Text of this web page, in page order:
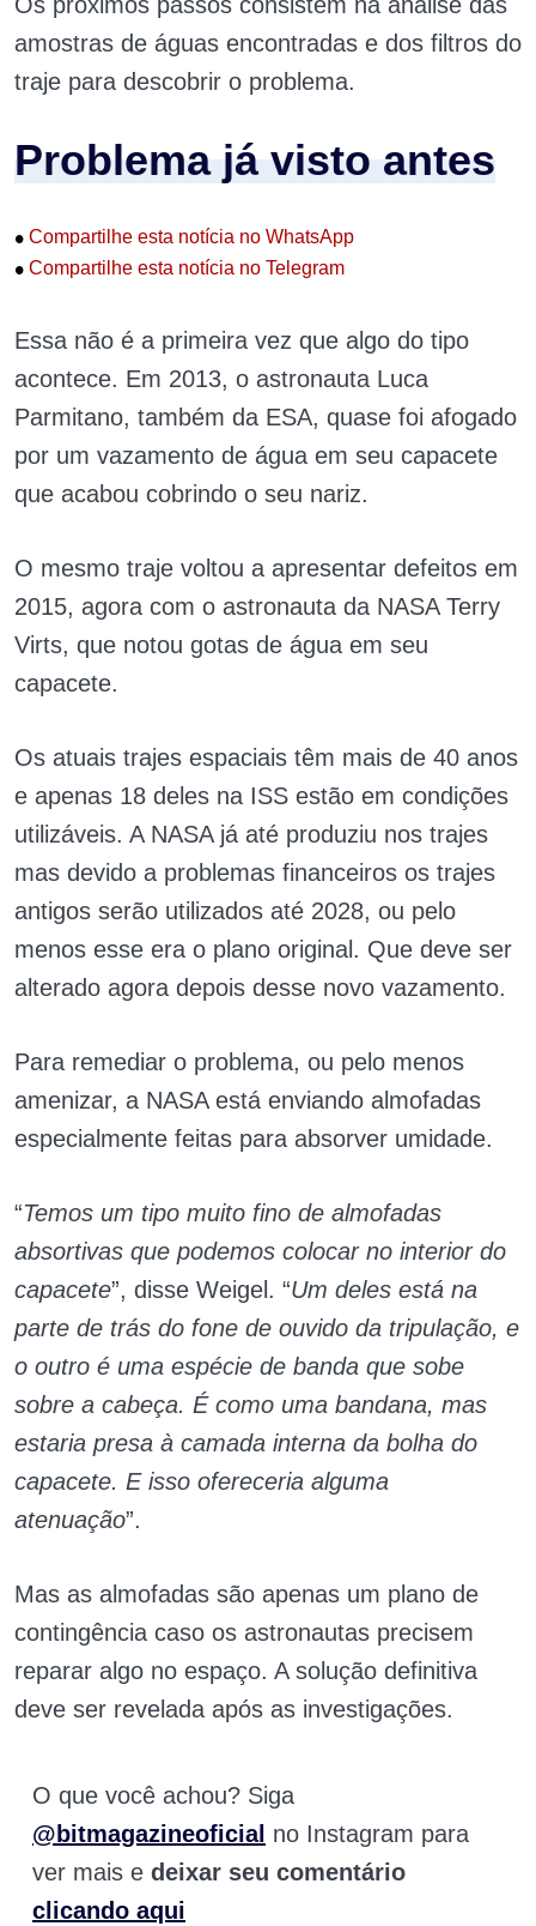
amostras de águas encontradas e dos filtros do
traje para descobrir o problema.
Problema já visto antes
• Compartilhe esta notícia no WhatsApp
• Compartilhe esta notícia no Telegram
Essa não é a primeira vez que algo do tipo
acontece. Em 2013, o astronauta Luca
Parmitano, também da ESA, quase foi afogado
por um vazamento de água em seu capacete
que acabou cobrindo o seu nariz.
O mesmo traje voltou a apresentar defeitos em
2015, agora com o astronauta da NASA Terry
Virts, que notou gotas de água em seu
capacete.
Os atuais trajes espaciais têm mais de 40 anos
e apenas 18 deles na ISS estão em condições
utilizáveis. A NASA já até produziu nos trajes
mas devido a problemas financeiros os trajes
antigos serão utilizados até 2028, ou pelo
menos esse era o plano original. Que deve ser
alterado agora depois desse novo vazamento.
Para remediar o problema, ou pelo menos
amenizar, a NASA está enviando almofadas
especialmente feitas para absorver umidade.
“Temos um tipo muito fino de almofadas
absortivas que podemos colocar no interior do
capacete”, disse Weigel. “Um deles está na
parte de trás do fone de ouvido da tripulação, e
o outro é uma espécie de banda que sobe
sobre a cabeça. É como uma bandana, mas
estaria presa à camada interna da bolha do
capacete. E isso ofereceria alguma
atenuação”.
Mas as almofadas são apenas um plano de
contingência caso os astronautas precisem
reparar algo no espaço. A solução definitiva
deve ser revelada após as investigações.
O que você achou? Siga
@bitmagazineoficial no Instagram para
ver mais e deixar seu comentário
clicando aqui